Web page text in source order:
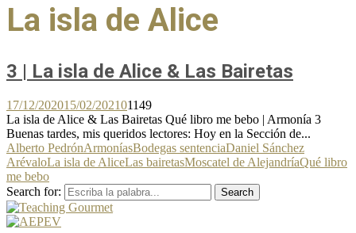
La isla de Alice
3 | La isla de Alice & Las Bairetas
17/12/202015/02/202101149
La isla de Alice & Las Bairetas Qué libro me bebo | Armonía 3
Buenas tardes, mis queridos lectores: Hoy en la Sección de...
Alberto PedrónArmoníasBodegas sentenciaDaniel Sánchez
ArévaloLa isla de AliceLas bairetasMoscatel de AlejandríaQué libro
me bebo
Search for:
Search